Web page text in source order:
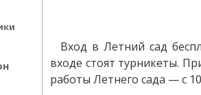
Вход в Летний сад
входе стоят турникеты.
работы Летнего сада — с